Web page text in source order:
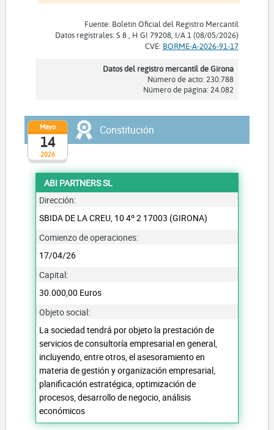
Fuente: Boletín Oficial del Registro Mercantil
Datos registrales: S 8 , H GI 79208, I/A 1 (08/05/2026)
CVE: BORME-A-2026-91-17
Datos del registro mercantil de Girona
Número de acto: 230.788
Número de página: 24.082
2026
Mayo
14
Constitución
ABI PARTNERS SL
Dirección:
SBIDA DE LA CREU, 10 4º 2 17003 (GIRONA)
Comienzo de operaciones:
17/04/26
Capital:
30.000,00 Euros
Objeto social:
La sociedad tendrá por objeto la prestación de
servicios de consultoría empresarial en general,
incluyendo, entre otros, el asesoramiento en
materia de gestión y organización empresarial,
planificación estratégica, optimización de
procesos, desarrollo de negocio, análisis
económicos